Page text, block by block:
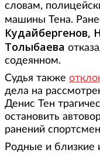
словам,
машины Тена.
Кудайбергенов,
Толыбаева
содеянном.
Судья также
дела на
Денис Тен
остановить
ранений
Родные и близкие